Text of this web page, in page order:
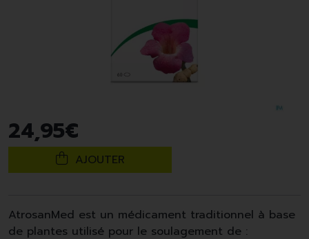
24,95€
AJOUTER
AtrosanMed est un médicament traditionnel à base
de plantes utilisé pour le soulagement de :